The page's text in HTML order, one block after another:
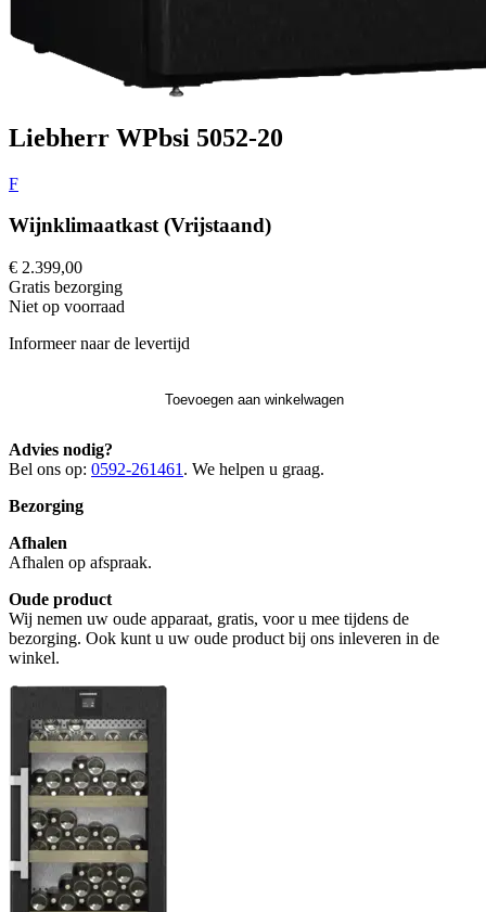
Liebherr WPbsi 5052-20
F
Wijnklimaatkast (Vrijstaand)
€ 2.399,00
Gratis bezorging
Niet op voorraad
Informeer naar de levertijd
Toevoegen aan winkelwagen
Advies nodig?
Bel ons op: 0592-261461 . We helpen u graag.
Bezorging
Afhalen
Afhalen op afspraak.
Oude product
Wij nemen uw oude apparaat, gratis, voor u mee tijdens de
bezorging. Ook kunt u uw oude product bij ons inleveren in de
winkel.